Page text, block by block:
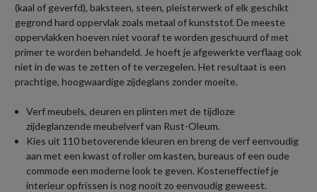
(kaal of geverfd), baksteen, steen, pleisterwerk of elk geschikt
gegrond hard oppervlak zoals metaal of kunststof. De meeste
oppervlakken hoeven niet vooraf te worden geschuurd of met
primer te worden behandeld. Je hoeft je afgewerkte verflaag ook
niet in de was te zetten of te verzegelen. Het resultaat is een
prachtige, hoogwaardige zijdeglans zonder moeite.
Verf meubels, deuren en plinten met de tijdloze
zijdeglanzende meubelverf van Rust-Oleum.
Kies uit 110 betoverende kleuren en breng de verf eenvoudig
aan met een kwast of roller om kasten, bureaus of een oude
commode een moderne look te geven. Kosteneffectief je
interieur opfrissen is nog nooit zo eenvoudig geweest.